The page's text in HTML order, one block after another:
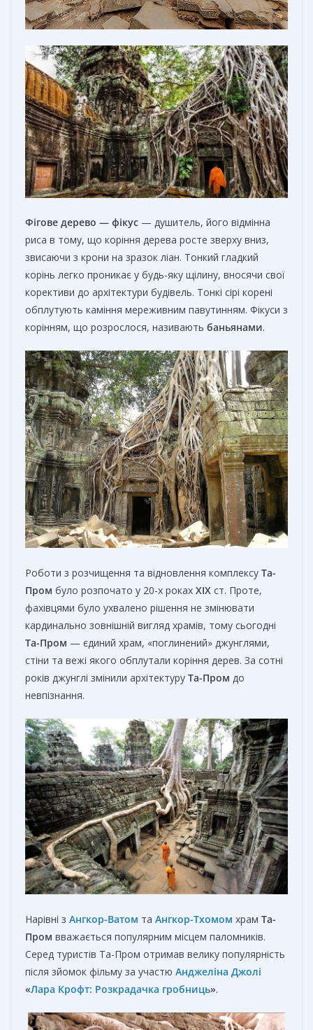
Фігове дерево — фікус — душитель, його відмінна
риса в тому, що коріння дерева росте зверху вниз,
звисаючи з крони на зразок ліан. Тонкий гладкий
корінь легко проникає у будь-яку щілину, вносячи свої
корективи до архітектури будівель. Тонкі сірі корені
обплутують каміння мереживним павутинням. Фікуси з
корінням, що розрослося, називають баньянами.
Роботи з розчищення та відновлення комплексу Та-
Пром було розпочато у 20-х роках XIX ст. Проте,
фахівцями було ухвалено рішення не змінювати
кардинально зовнішній вигляд храмів, тому сьогодні
Та-Пром — єдиний храм, «поглинений» джунглями,
стіни та вежі якого обплутали коріння дерев. За сотні
років джунглі змінили архітектуру Та-Пром до
невпізнання.
Нарівні з Ангкор-Ватом та Ангкор-Тхомом храм Та-
Пром вважається популярним місцем паломників.
Серед туристів Та-Пром отримав велику популярність
після зйомок фільму за участю Анджеліна Джолі
«Лара Крофт: Розкрадачка гробниць».